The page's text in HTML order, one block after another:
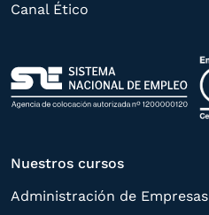
Canal Ético
Nuestros cursos
Administración de Empresas